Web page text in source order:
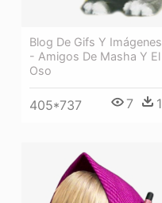
Blog De Gifs Y Imágenes
- Amigos De Masha Y El
Oso
405*737 7 1